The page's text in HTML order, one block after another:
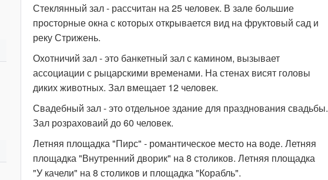
Стеклянный зал - рассчитан на 25 человек. В зале большие
просторные окна с которых открывается вид на фруктовый сад и
реку Стрижень.
Охотничий зал - это банкетный зал с камином, вызывает
ассоциации с рыцарскими временами. На стенах висят головы
диких животных. Зал вмещает 12 человек.
Свадебный зал - это отдельное здание для празднования свадьбы.
Зал розраховаий до 60 человек.
Летняя площадка "Пирс" - романтическое место на воде. Летняя
площадка "Внутренний дворик" на 8 столиков. Летняя площадка
"У качели" на 8 столиков и площадка "Корабль".